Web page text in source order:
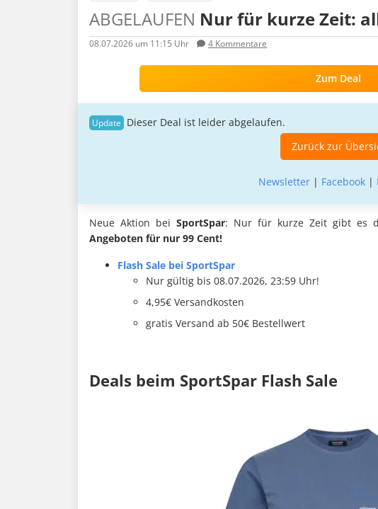
ABGELAUFEN Nur für kurze Zeit:
08.07.2026 um 11:15 Uhr 4 Kommentare
Zum Deal
Dieser Deal ist leider abgelaufen.
Zurück zur
Newsletter| Facebook|
Neue Aktion bei SportSpar: Nur für kurze Zeit gibt es
Angeboten für nur 99 Cent!
Flash Sale bei SportSpar
Nur gültig bis 08.07.2026, 23:59 Uhr!
4,95€ Versandkosten
gratis Versand ab 50€ Bestellwert
Deals beim SportSpar Flash Sale